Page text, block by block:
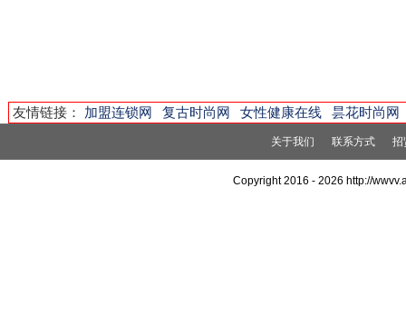
友情链接： 加盟连锁网 复古时尚网 女性健康在线 昙花时尚网
关于我们 联系方式 招
Copyright 2016 -2026 http://